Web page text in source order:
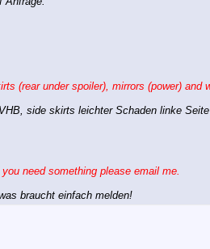
(rear under spoiler), mirrors (power) and
side skirts leichter Schaden linke
need something please email me.
braucht einfach melden!